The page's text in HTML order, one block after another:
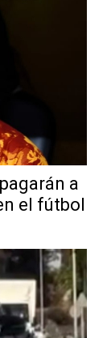
a
el fútbol